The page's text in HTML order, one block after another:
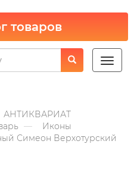
товаров
Toggle
АНТИКВАРИАТ
Иконы
Симеон Верхотурский